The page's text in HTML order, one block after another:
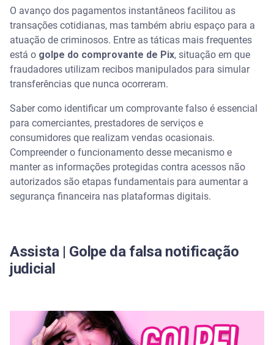
O que é o golpe do comprovante de Pix?
Como identificar um comprovante de Pix falso
Tabela comparativa: comprovante falso versus
Golpes comuns envolvendo transferências
instantâneas
Como confirmar o recebimento do dinheiro com
segurança
O que fazer após sofrer uma fraude financeira
Perguntas frequentes sobre golpes do comprovante
É seguro enviar o comprovante de Pix para o
vendedor?
O avanço dos pagamentos instantâneos facilitou as
transações cotidianas, mas também abriu espaço para a
atuação de criminosos. Entre as táticas mais frequentes
está o golpe do comprovante de Pix, situação em que
fraudadores utilizam recibos manipulados para simular
transferências que nunca ocorreram.
Saber como identificar um comprovante falso é essencial
para comerciantes, prestadores de serviços e
consumidores que realizam vendas ocasionais.
Compreender o funcionamento desse mecanismo e
manter as informações protegidas contra acessos não
autorizados são etapas fundamentais para aumentar a
segurança financeira nas plataformas digitais.
Assista | Golpe da falsa notificação
judicial